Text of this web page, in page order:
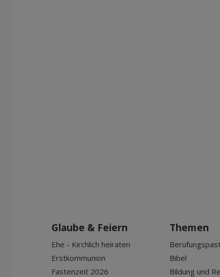
Glaube & Feiern
Ehe - Kirchlich heiraten
Erstkommunion
Fastenzeit 2026
Themen
Bibel
Bildung und